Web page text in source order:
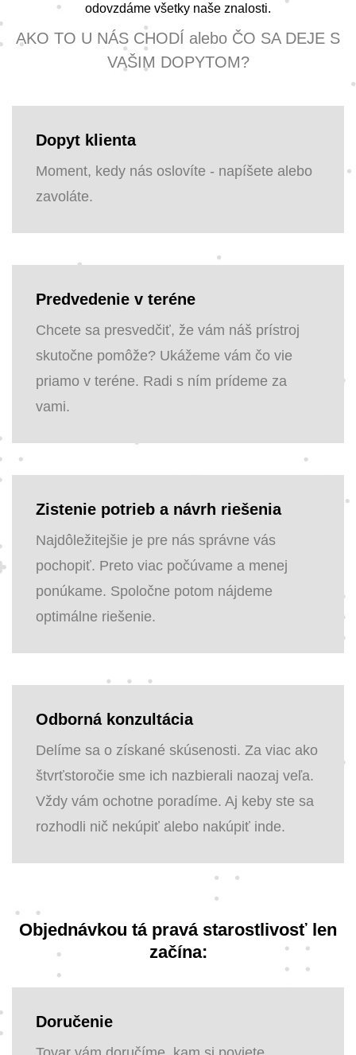
odovzdáme všetky naše znalosti.
AKO TO U NÁS CHODÍ alebo ČO SA DEJE S
VAŠIM DOPYTOM?
Dopyt klienta
Moment, kedy nás oslovíte - napíšete alebo
zavoláte.
Predvedenie v teréne
Chcete sa presvedčiť, že vám náš prístroj
skutočne pomôže? Ukážeme vám čo vie
priamo v teréne. Radi s ním prídeme za
vami.
Zistenie potrieb a návrh riešenia
Najdôležitejšie je pre nás správne vás
pochopiť. Preto viac počúvame a menej
ponúkame. Spoločne potom nájdeme
optimálne riešenie.
Odborná konzultácia
Delíme sa o získané skúsenosti. Za viac ako
štvrťstoročie sme ich nazbierali naozaj veľa.
Vždy vám ochotne poradíme. Aj keby ste sa
rozhodli nič nekúpiť alebo nakúpiť inde.
Objednávkou tá pravá starostlivosť len
začína:
Doručenie